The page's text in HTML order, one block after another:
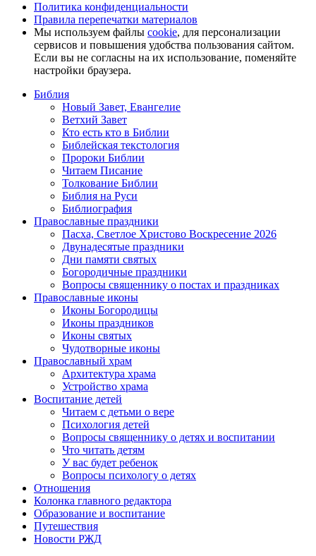
Политика конфиденциальности
Правила перепечатки материалов
Мы используем файлы cookie, для персонализации
сервисов и повышения удобства пользования сайтом.
Если вы не согласны на их использование, поменяйте
настройки браузера.
Библия
Новый Завет, Евангелие
Ветхий Завет
Кто есть кто в Библии
Библейская текстология
Пророки Библии
Читаем Писание
Толкование Библии
Библия на Руси
Библиография
Православные праздники
Пасха, Светлое Христово Воскресение 2026
Двунадесятые праздники
Дни памяти святых
Богородичные праздники
Вопросы священнику о постах и праздниках
Православные иконы
Иконы Богородицы
Иконы праздников
Иконы святых
Чудотворные иконы
Православный храм
Архитектура храма
Устройство храма
Воспитание детей
Читаем с детьми о вере
Психология детей
Вопросы священнику о детях и воспитании
Что читать детям
У вас будет ребенок
Вопросы психологу о детях
Отношения
Колонка главного редактора
Образование и воспитание
Путешествия
Новости РЖД